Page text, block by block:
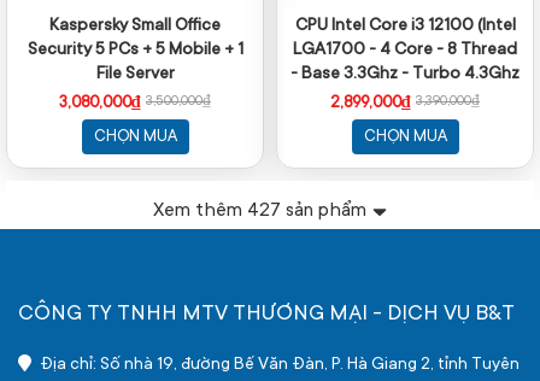
Kaspersky Small Office
Security 5 PCs + 5 Mobile + 1
File Server
3,080,000₫ 3,500,000₫
CHỌN MUA
CPU Intel Core i3 12100 (Intel
LGA1700 - 4 Core - 8 Thread
- Base 3.3Ghz - Turbo 4.3Ghz
- Cache 12MB)
2,899,000₫ 3,390,000₫
CHỌN MUA
Xem thêm 427 sản phẩm
CÔNG TY TNHH MTV THƯƠNG MẠI - DỊCH VỤ B&T
Địa chỉ: Số nhà 19, đường Bế Văn Đàn, P. Hà Giang 2, tỉnh Tuyên